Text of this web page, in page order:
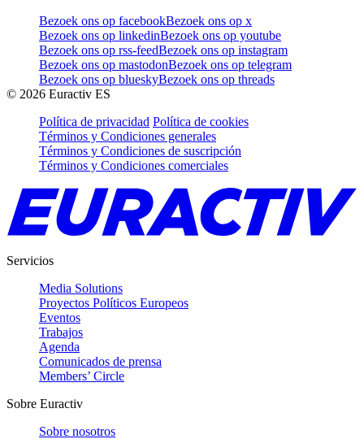
Bezoek ons op facebookBezoek ons op x
Bezoek ons op linkedinBezoek ons op youtube
Bezoek ons op rss-feedBezoek ons op instagram
Bezoek ons op mastodonBezoek ons op telegram
Bezoek ons op blueskyBezoek ons op threads
© 2026 Euractiv ES
Política de privacidad Política de cookies
Términos y Condiciones generales
Términos y Condiciones de suscripción
Términos y Condiciones comerciales
Servicios
Media Solutions
Proyectos Políticos Europeos
Eventos
Trabajos
Agenda
Comunicados de prensa
Members’ Circle
Sobre Euractiv
Sobre nosotros